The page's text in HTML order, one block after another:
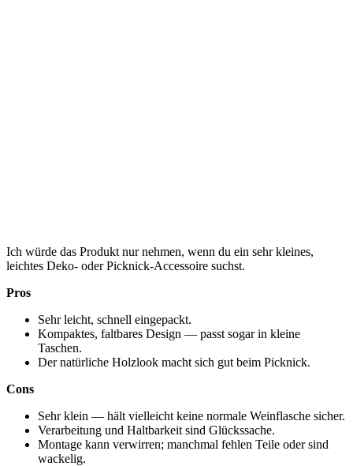
Ich würde das Produkt nur nehmen, wenn du ein sehr kleines,
leichtes Deko- oder Picknick-Accessoire suchst.
Pros
Sehr leicht, schnell eingepackt.
Kompaktes, faltbares Design — passt sogar in kleine
Taschen.
Der natürliche Holzlook macht sich gut beim Picknick.
Cons
Sehr klein — hält vielleicht keine normale Weinflasche sicher.
Verarbeitung und Haltbarkeit sind Glückssache.
Montage kann verwirren; manchmal fehlen Teile oder sind
wackelig.